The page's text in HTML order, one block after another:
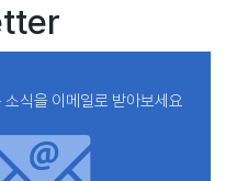
식을 이메일로 받아보세요